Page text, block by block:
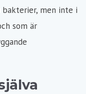
men inte i
som är